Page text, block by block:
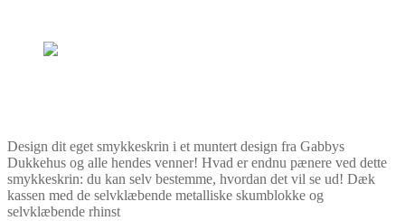
Design dit eget smykkeskrin i et muntert design fra Gabbys
Dukkehus og alle hendes venner! Hvad er endnu pænere ved dette
smykkeskrin: du kan selv bestemme, hvordan det vil se ud! Dæk
kassen med de selvklæbende metalliske skumblokke og
selvklæbende rhinst